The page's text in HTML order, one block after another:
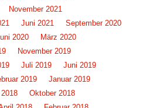
November 2021
Juni 2021
September 2020
2020
März 2020
November 2019
Juli 2019
Juni 2019
2019
Januar 2019
Oktober 2018